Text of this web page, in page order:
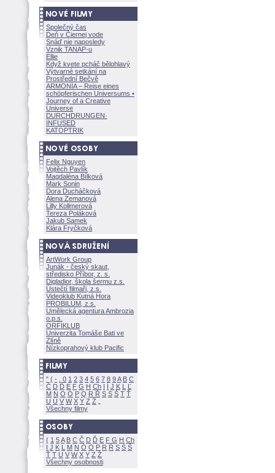
Společný čas
Deň v Čiernej vode
Snáď nie naposledy
Vznik TANAP-u
Ellie
Když kvete pcháč bělohlavý
Výtvarné setkání na
Prostřední Bečvě
ARMONÍA – Reise eines
schöpferischen Universums •
Journey of a Creative
Universe
DURCHDRUNGEN·
INFUSED
KATOPTRIK
Felix Nguyen
Vojtěch Pavlík
Magdaléna Bílkov
Mark Sonin
Dora Ducháčkov
Alena Zemanov
Lilly Kollmerov
Tereza Polákov
Jakub Samek
Klára Fryčkov
ArtWork Group
Junák - český skaut,
středisko Příbor, z. s.
Digladior, škola šermu z.s.
Ústečtí filmaři, z.s.
Videoklub Kutná Hora
PROBILUM, z.s.
Umělecká agentura Ambrozia
o.p.s.
ORFIKLUB
Univerzita Tomáše Bati ve
Zlíně
Nízkoprahový klub Pacific
" ( - 0 1 2 3 4 5 6 7 8 9A B C
Č D Ď E F G H Ch I Í J K L
Ľ
M N O Ó P Q R Ř S Ś T Ť
U Ú V W X Y Z
Všechny filmy
( 1 5A B C Č D Ď E F G H Ch
I J K L M N Ó O P R Ř S Ś
Ť T U V W X Y Z
Všechny osobnosti